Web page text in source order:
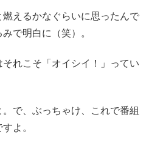
燃えるかなぐらいに思ったんで
で明白に（笑）。
それこそ「オイシイ！」ってい
。で、ぶっちゃけ、これで番組
よ。